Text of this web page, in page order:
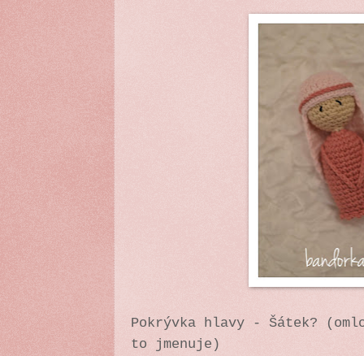
Pokrývka hlavy - Šátek?
to jmenuje)